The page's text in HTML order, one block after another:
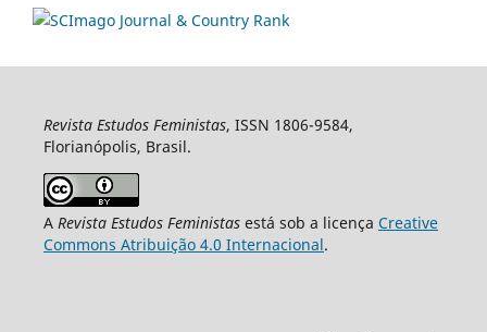
Revista Estudos Feministas, ISSN 1806-9584,
Florianópolis, Brasil.
A Revista Estudos Feministasestá sob a licença Creative
Commons Atribuição 4.0 Internacional.